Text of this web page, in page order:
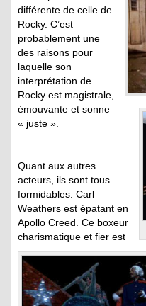
différente de celle de
Rocky. C’est
probablement une
des raisons pour
laquelle son
interprétation de
Rocky est magistrale,
émouvante et sonne
« juste ».
Quant aux autres
acteurs, ils sont tous
formidables. Carl
Weathers est épatant en
Apollo Creed. Ce boxeur
charismatique et fier est